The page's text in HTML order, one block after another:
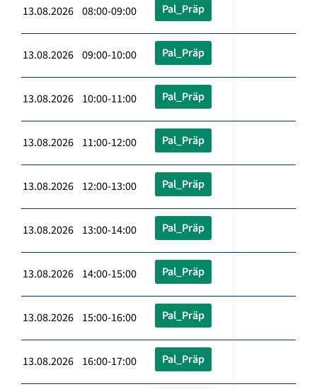
13.08.2026 08:00-09:00 Pal_Präp
13.08.2026 09:00-10:00 Pal_Präp
13.08.2026 10:00-11:00 Pal_Präp
13.08.2026 11:00-12:00 Pal_Präp
13.08.2026 12:00-13:00 Pal_Präp
13.08.2026 13:00-14:00 Pal_Präp
13.08.2026 14:00-15:00 Pal_Präp
13.08.2026 15:00-16:00 Pal_Präp
13.08.2026 16:00-17:00 Pal_Präp